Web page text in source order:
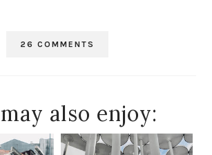
26 COMMENTS
also enjoy: